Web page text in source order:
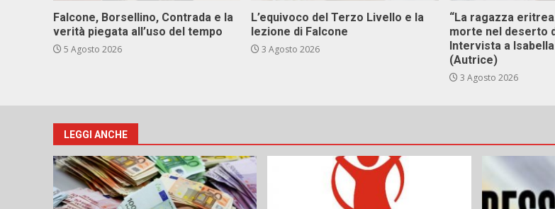
Falcone, Borsellino, Contrada e la
verità piegata all’uso del tempo
5 Agosto 2026
L’equivoco del Terzo Livello e la
lezione di Falcone
3 Agosto 2026
“La ragazza
morte nel deserto
Intervista a
(Autrice)
3 Agosto 2026
LEGGI ANCHE